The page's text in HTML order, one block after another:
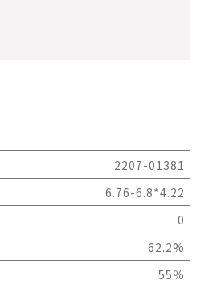
2207-01381
6.76-6.8*4.22
0
62.2%
55％